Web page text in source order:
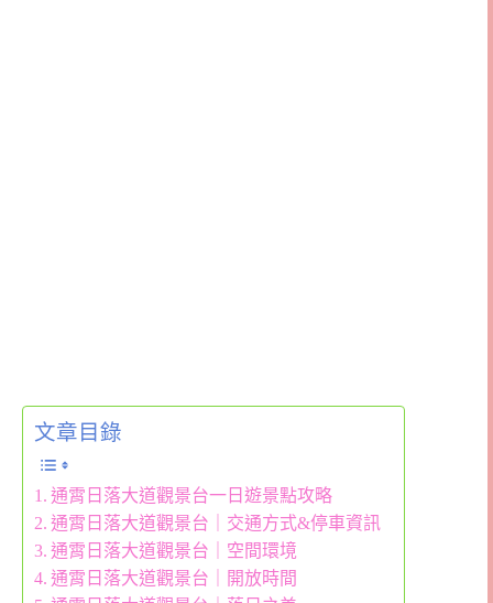
文章目錄
通霄日落大道觀景台一日遊景點攻略
通霄日落大道觀景台｜交通方式&停車資訊
通霄日落大道觀景台｜空間環境
通霄日落大道觀景台｜開放時間